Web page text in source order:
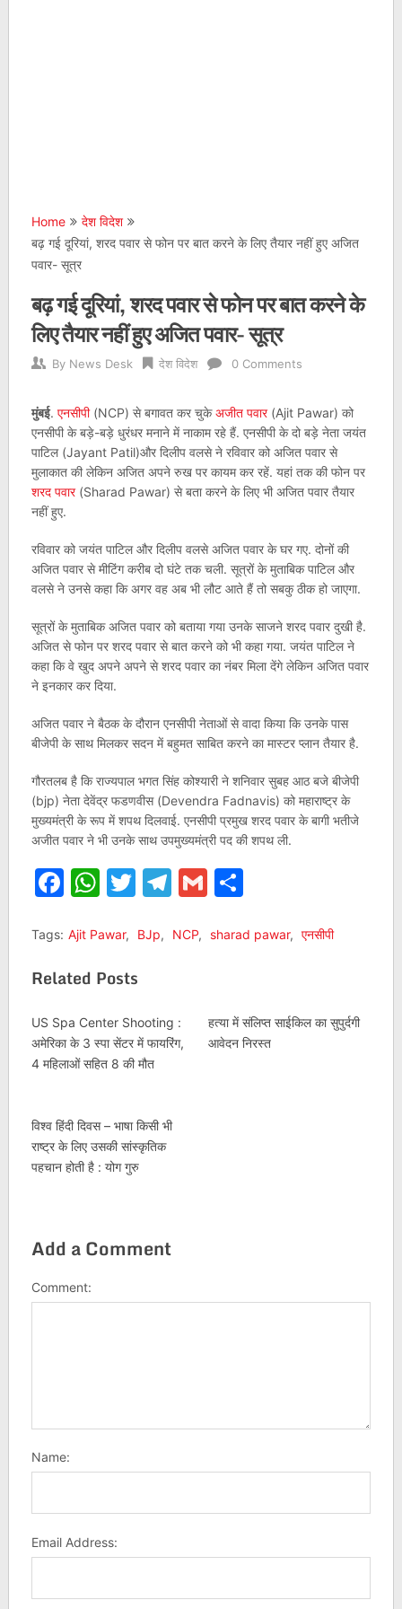
Home
देश विदेश
बढ़ गई दूरियां, शरद पवार से फोन पर बात करने के लिए तैयार नहीं हुए अजित
पवार- सूत्र
बढ़ गई दूरियां, शरद पवार से फोन पर बात करने के
लिए तैयार नहीं हुए अजित पवार- सूत्र
By News Desk देश विदेश 0 Comments
मुंबई. एनसीपी(NCP) से बगावत कर चुकेअजीत पवार(Ajit Pawar) को
एनसीपी के बड़े-बड़े धुरंधर मनाने में नाकाम रहे हैं. एनसीपी के दो बड़े नेता जयंत
पाटिल (Jayant Patil)और दिलीप वलसे ने रविवार को अजित पवार से
मुलाकात की लेकिन अजित अपने रुख पर कायम कर रहें. यहां तक की फोन पर
शरद पवार(Sharad Pawar) से बता करने के लिए भी अजित पवार तैयार
नहीं हुए.
रविवार को जयंत पाटिल और दिलीप वलसे अजित पवार के घर गए. दोनों की
अजित पवार से मीटिंग करीब दो घंटे तक चली. सूत्रों के मुताबिक पाटिल और
वलसे ने उनसे कहा कि अगर वह अब भी लौट आते हैं तो सबकु ठीक हो जाएगा.
सूत्रों के मुताबिक अजित पवार को बताया गया उनके साजने शरद पवार दुखी है.
अजित से फोन पर शरद पवार से बात करने को भी कहा गया. जयंत पाटिल ने
कहा कि वे खुद अपने अपने से शरद पवार का नंबर मिला देंगे लेकिन अजित पवार
ने इनकार कर दिया.
अजित पवार ने बैठक के दौरान एनसीपी नेताओं से वादा किया कि उनके पास
बीजेपी के साथ मिलकर सदन में बहुमत साबित करने का मास्टर प्लान तैयार है.
गौरतलब है कि राज्यपाल भगत सिंह कोश्यारी ने शनिवार सुबह आठ बजे बीजेपी
(bjp) नेता देवेंद्र फडणवीस (Devendra Fadnavis) को महाराष्ट्र के
मुख्यमंत्री के रूप में शपथ दिलवाई. एनसीपी प्रमुख शरद पवार के बागी भतीजे
अजीत पवार ने भी उनके साथ उपमुख्यमंत्री पद की शपथ ली.
Facebook
WhatsApp
Twitter
Telegram
GmailShare
Tags: Ajit Pawar, BJp, NCP, sharad pawar, एनसीपी
Related Posts
US Spa Center Shooting :
अमेरिका के 3 स्पा सेंटर में फायरिंग,
4 महिलाओं सहित 8 की मौत
हत्या में संलिप्त साईकिल का सुपुर्दगी
आवेदन निरस्त
विश्व हिंदी दिवस – भाषा किसी भी
राष्ट्र के लिए उसकी सांस्कृतिक
पहचान होती है : योग गुरु
Add a Comment
Comment:
Name:
Email Address: